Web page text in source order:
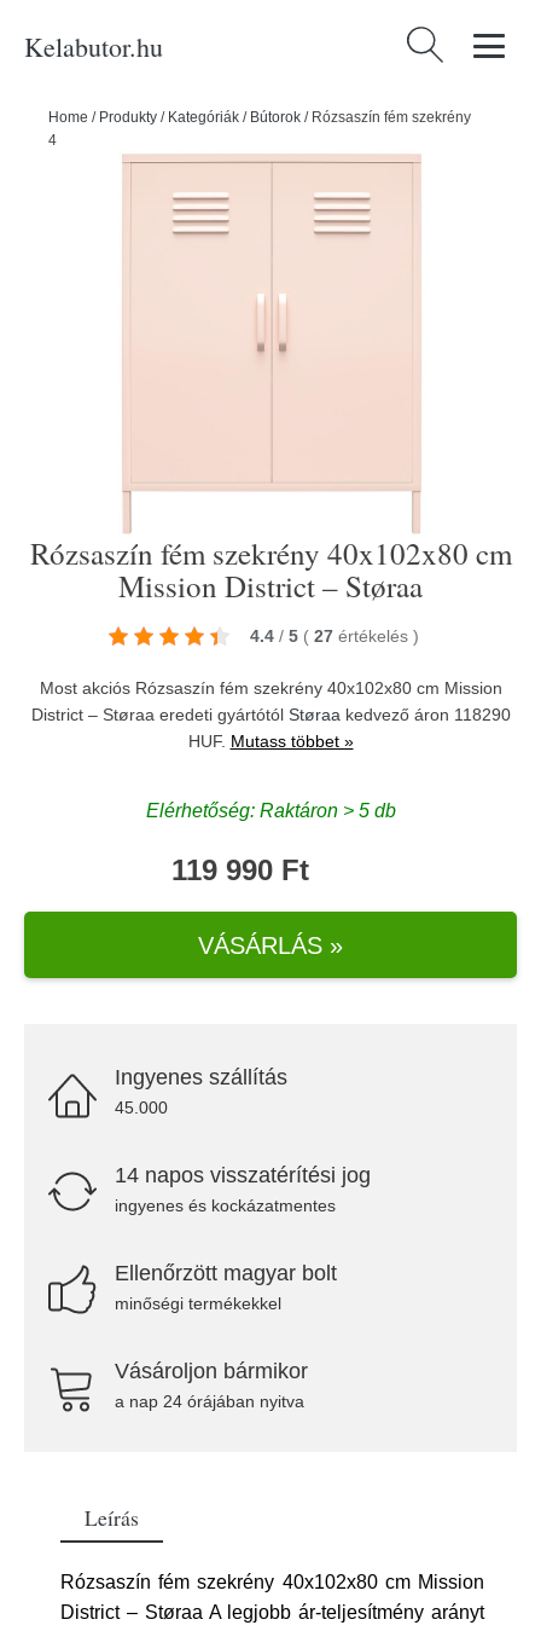
Kelabutor.hu Keresés:
Home / Produkty / Kategóriák / Bútorok / Rózsaszín fém szekrény
40x102x80 cm Mission District – Støraa
Rózsaszín fém szekrény 40x102x80 cm
Mission District – Støraa
4.4 / 5 ( 27 értékelés )
Most akciós Rózsaszín fém szekrény 40x102x80 cm Mission
District – Støraa eredeti gyártótól Støraa kedvező áron 118290
HUF. Mutass többet »
Elérhetőség: Raktáron > 5 db
119 990 Ft
VÁSÁRLÁS »
Ingyenes szállítás
45.000
14 napos visszatérítési jog
ingyenes és kockázatmentes
Ellenőrzött magyar bolt
minőségi termékekkel
Vásároljon bármikor
a nap 24 órájában nyitva
Leírás
Rózsaszín fém szekrény 40x102x80 cm Mission
District – Støraa A legjobb ár-teljesítmény arányt